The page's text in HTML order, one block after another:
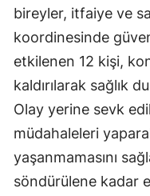
bireyler, itfaiye ve
koordinesinde
etkilenen 12 kişi,
kaldırılarak sağlık
Olay yerine sevk
müdahaleleri
yaşanmamasını
söndürülene kadar